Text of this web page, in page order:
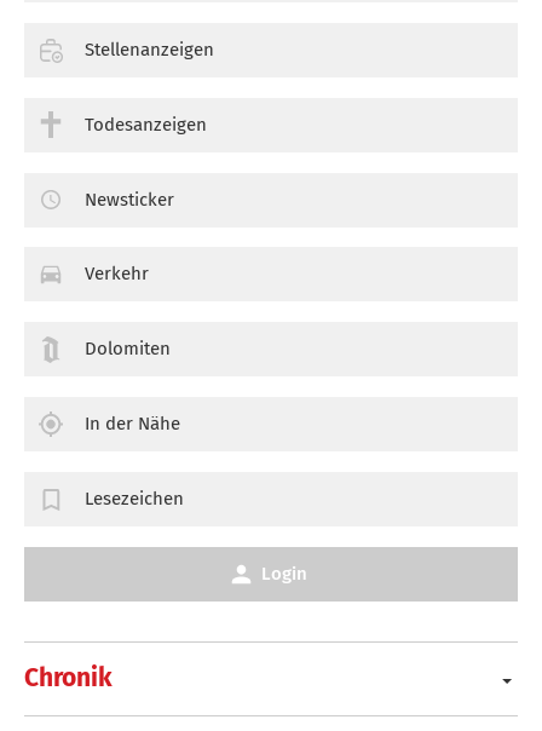
Chronik
Stellenanzeigen
Todesanzeigen
Newsticker
Verkehr
Dolomiten
In der Nähe
Lesezeichen
Login